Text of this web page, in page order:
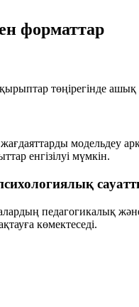
форматтар
төңірегінде
модельдеу
енгізілуі мүмкін.
педагогикалық және
көмектеседі.